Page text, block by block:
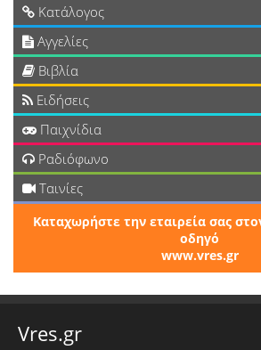
Κατάλογος
Αγγελίες
Βιβλία
Ειδήσεις
Παιχνίδια
Ραδιόφωνο
Ταινίες
Καταχωρήστε την εταιρεία σας
οδηγό
www.vres.gr
Vres.gr